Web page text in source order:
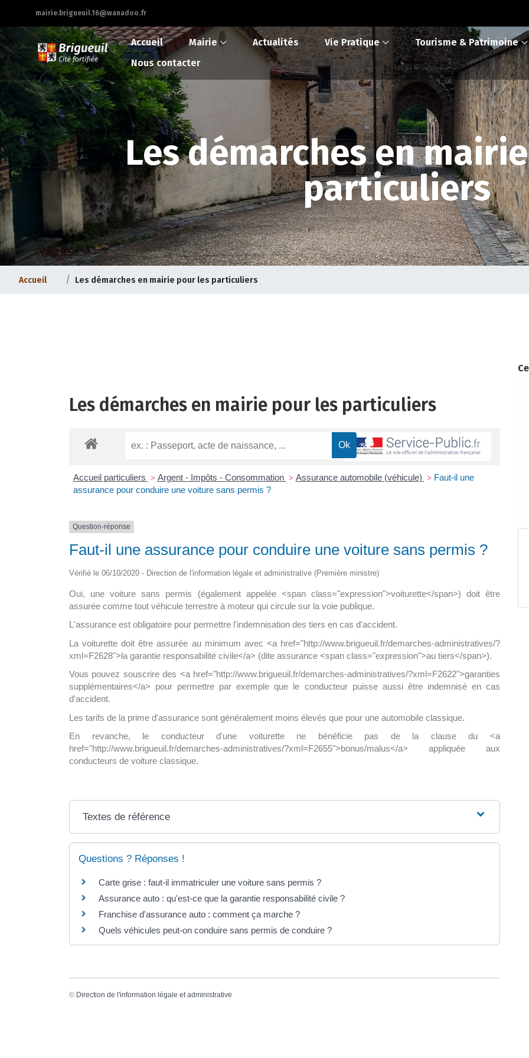
mairie.brigueuil.16@wanadoo.fr
Accueil Mairie Actualités Vie Pratique Tourisme & Patrimoine
Nous contacter
Les démarches en
particuliers
Accueil Les démarches en mairie pour les particuliers
Les démarches en mairie pour les particuliers
Accueil particuliers > Argent - Impôts - Consommation > Assurance automobile (véhicule) > Faut-il une
assurance pour conduire une voiture sans permis ?
Question-réponse
Faut-il une assurance pour conduire une voiture sans permis ?
Vérifié le 06/10/2020 - Direction de l'information légale et administrative (Première ministre)
Oui, une voiture sans permis (également appelée <span class="expression">voiturette</span>) doit être
assurée comme tout véhicule terrestre à moteur qui circule sur la voie publique.
L'assurance est obligatoire pour permettre l'indemnisation des tiers en cas d'accident.
La voiturette doit être assurée au minimum avec <a href="http://www.brigueuil.fr/demarches-administratives/?
xml=F2628">la garantie responsabilité civile</a> (dite assurance <span class="expression">au tiers</span>).
Vous pouvez souscrire des <a href="http://www.brigueuil.fr/demarches-administratives/?xml=F2622">garanties
supplémentaires</a> pour permettre par exemple que le conducteur puisse aussi être indemnisé en cas
d'accident.
Les tarifs de la prime d'assurance sont généralement moins élevés que pour une automobile classique.
En revanche, le conducteur d'une voiturette ne bénéficie pas de la clause du <a
href="http://www.brigueuil.fr/demarches-administratives/?xml=F2655">bonus/malus</a> appliquée aux
conducteurs de voiture classique.
Textes de référence
Questions ? Réponses !
Carte grise : faut-il immatriculer une voiture sans permis ?
Assurance auto : qu'est-ce que la garantie responsabilité civile ?
Franchise d'assurance auto : comment ça marche ?
Quels véhicules peut-on conduire sans permis de conduire ?
© Direction de l'information légale et administrative
le déploiement? A ce
Evolution du bourg |
La maison médicale d’appui
sol, abritera un hall d’accueil avec […]
Paëlla – Société de chasse –